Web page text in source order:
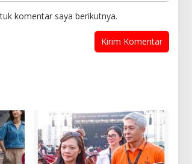
komentar saya berikutnya.